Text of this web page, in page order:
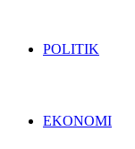
POLITIK
EKONOMI